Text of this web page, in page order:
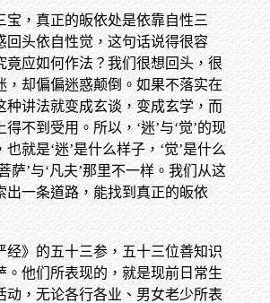
宝，真正的皈依处是依靠自性三
回头依自性觉，这句话说得很容
竟应如何作法？我们很想回头，很
，却偏偏迷惑颠倒。如果不落实在
种讲法就变成玄谈，变成玄学，而
得不到受用。所以，‘迷’与‘觉’的现
也就是‘迷’是什么样子，‘觉’是什么
萨’与‘凡夫’那里不一样。我们从这
出一条道路，能找到真正的皈依
经》的五十三参，五十三位善知识
。他们所表现的，就是现前日常生
动，无论各行各业、男女老少所表